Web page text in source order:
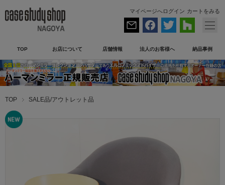
マイページへログイン カートをみる
TOP お店について 店舗情報 法人のお客様へ 納品事例
TOP SALE品/アウトレット品